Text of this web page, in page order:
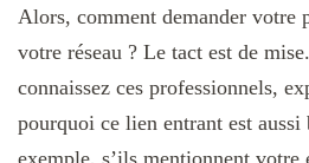
Alors, comment demander votre
votre réseau ? Le tact est de
connaissez ces professionnels,
pourquoi ce lien entrant est
exemple, s’ils mentionnent votre